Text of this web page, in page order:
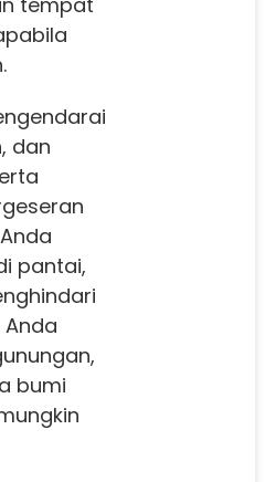
dan
pantai,
bumi